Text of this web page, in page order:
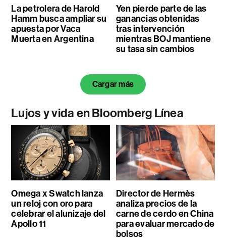
La petrolera de Harold
Hamm busca ampliar su
apuesta por Vaca
Muerta en Argentina
Yen pierde parte de las
ganancias obtenidas
tras intervención
mientras BOJ mantiene
su tasa sin cambios
Cargar más
Lujos y vida en Bloomberg Línea
Omega x Swatch lanza
un reloj con oro para
celebrar el alunizaje del
Apollo 11
Director de Hermès
analiza precios de la
carne de cerdo en China
para evaluar mercado de
bolsos